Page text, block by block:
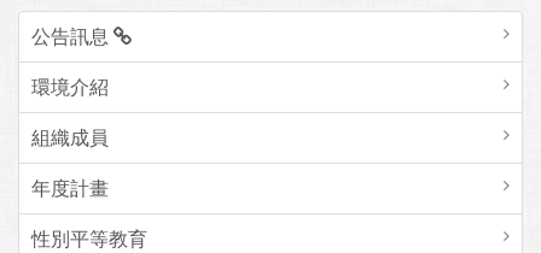
公告訊息
環境介紹
組織成員
年度計畫
性別平等教育